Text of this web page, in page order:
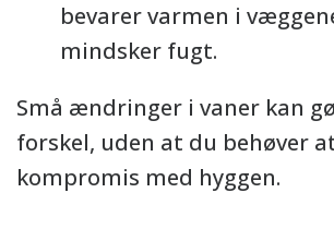
bevarer varmen i
mindsker fugt.
Små ændringer i vaner kan
forskel, uden at du behøver
kompromis med hyggen.